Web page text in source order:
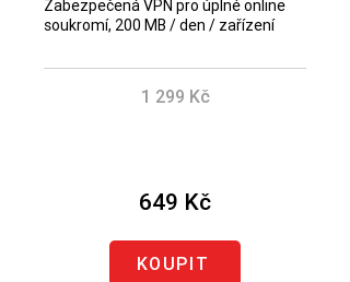
Zabezpečená VPN pro úplné online
soukromí, 200 MB / den / zařízení
1 299 Kč
649 Kč
KOUPIT